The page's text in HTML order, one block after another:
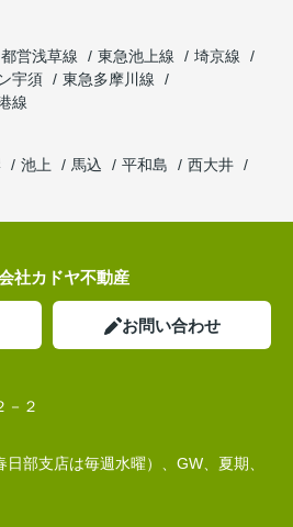
都営浅草線 東急池上線
埼京線
宇須
東急多摩川線
線
池上 馬込 平和島
西大井
社カドヤ不動産
お問い合わせ
－２
部支店は毎週水曜）、GW、夏期、